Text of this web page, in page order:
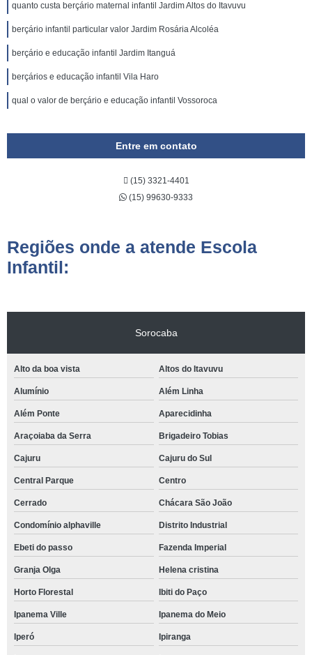
quanto custa berçário maternal infantil Jardim Altos do Itavuvu
berçário infantil particular valor Jardim Rosária Alcoléa
berçário e educação infantil Jardim Itanguá
berçários e educação infantil Vila Haro
qual o valor de berçário e educação infantil Vossoroca
Entre em contato
(15) 3321-4401
(15) 99630-9333
Regiões onde a atende Escola
Infantil:
Sorocaba
Alto da boa vista Altos do Itavuvu
Alumínio Além Linha
Além Ponte Aparecidinha
Araçoiaba da Serra Brigadeiro Tobias
Cajuru Cajuru do Sul
Central Parque Centro
Cerrado Chácara São João
Condomínio alphaville Distrito Industrial
Ebeti do passo Fazenda Imperial
Granja Olga Helena cristina
Horto Florestal Ibiti do Paço
Ipanema Ville Ipanema do Meio
Iperó Ipiranga